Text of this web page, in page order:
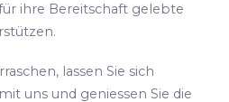
ihre Bereitschaft gelebte
lassen Sie sich
uns und geniessen Sie die